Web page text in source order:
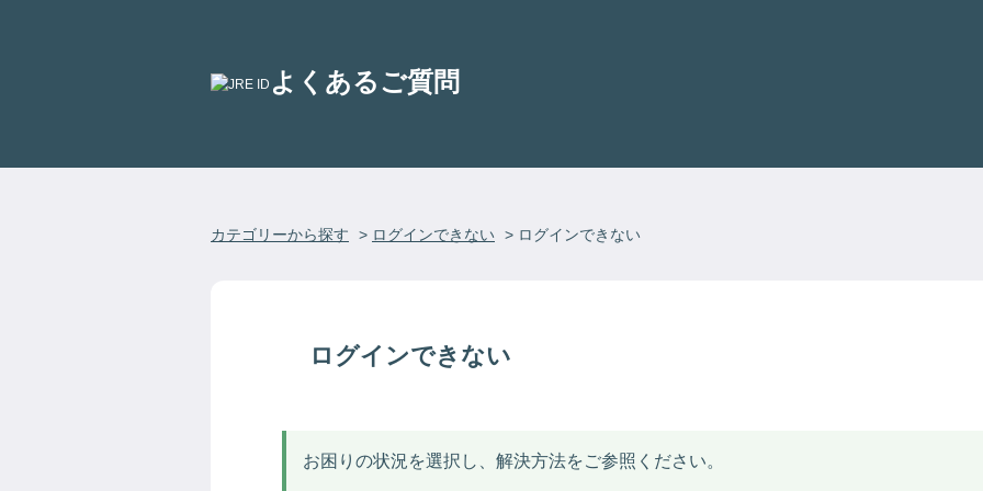
よくあるご質問
カテゴリーから探す > ログインできない > ログインできない
ログインできない
お困りの状況を選択し、解決方法をご参照ください。